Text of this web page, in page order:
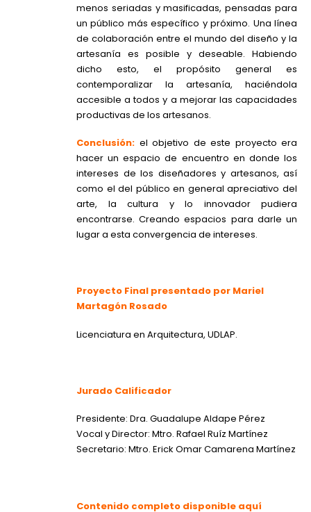
menos seriadas y masificadas, pensadas para
un público más específico y próximo. Una línea
de colaboración entre el mundo del diseño y la
artesanía es posible y deseable. Habiendo
dicho esto, el propósito general es
contemporalizar la artesanía, haciéndola
accesible a todos y a mejorar las capacidades
productivas de los artesanos.
Conclusión: el objetivo de este proyecto era
hacer un espacio de encuentro en donde los
intereses de los diseñadores y artesanos, así
como el del público en general apreciativo del
arte, la cultura y lo innovador pudiera
encontrarse. Creando espacios para darle un
lugar a esta convergencia de intereses.
Proyecto Final presentado por Mariel
Martagón Rosado
Licenciatura en Arquitectura, UDLAP.
Jurado Calificador
Presidente: Dra. Guadalupe Aldape Pérez
Vocal y Director: Mtro. Rafael Ruíz Martínez
Secretario: Mtro. Erick Omar Camarena Martínez
Contenido completo disponible aquí